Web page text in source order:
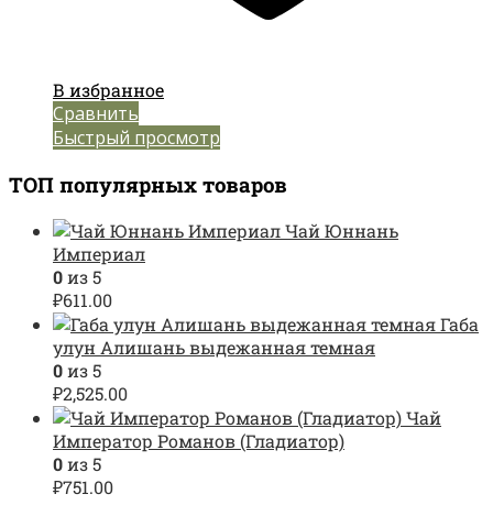
В избранное
Сравнить
Быстрый просмотр
ТОП популярных товаров
Чай Юннань
Империал
0из 5
₽611.00
Габа
улун Алишань выдежанная темная
0из 5
₽2,525.00
Чай
Император Романов (Гладиатор)
0из 5
₽751.00